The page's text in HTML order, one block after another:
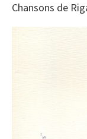
Chansons de